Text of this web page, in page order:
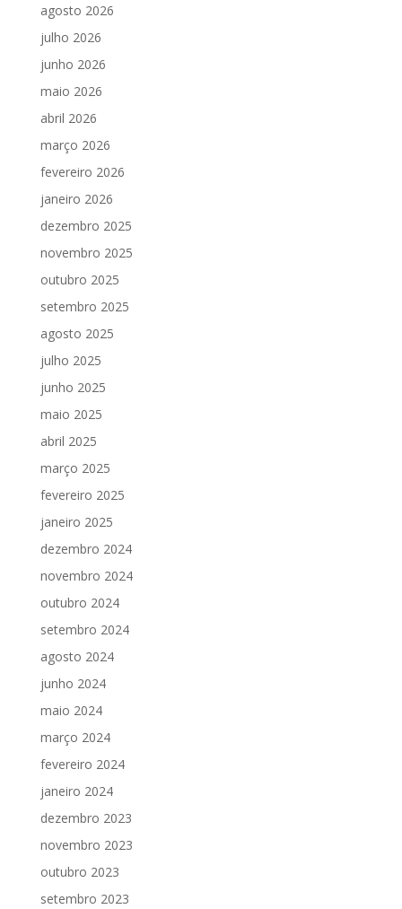
agosto 2026
julho 2026
junho 2026
maio 2026
abril 2026
março 2026
fevereiro 2026
janeiro 2026
dezembro 2025
novembro 2025
outubro 2025
setembro 2025
agosto 2025
julho 2025
junho 2025
maio 2025
abril 2025
março 2025
fevereiro 2025
janeiro 2025
dezembro 2024
novembro 2024
outubro 2024
setembro 2024
agosto 2024
junho 2024
maio 2024
março 2024
fevereiro 2024
janeiro 2024
dezembro 2023
novembro 2023
outubro 2023
setembro 2023